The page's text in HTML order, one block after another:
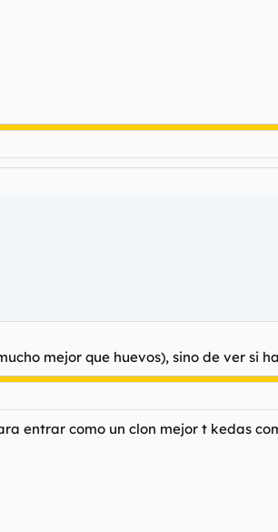
mejor que huevos), sino de ver si
entrar como un clon mejor t kedas